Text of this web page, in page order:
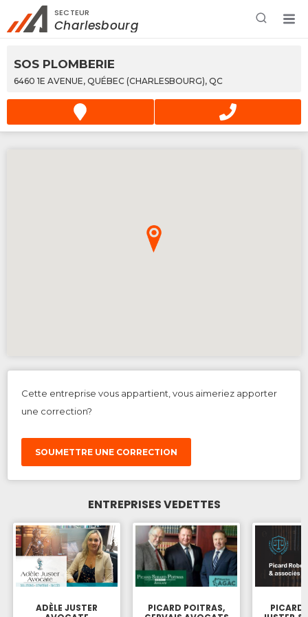
Rechercher à proximité - Entreprise / Rabais /
Services
SECTEUR
Charlesbourg
SOS PLOMBERIE
6460 1E AVENUE, QUÉBEC (CHARLESBOURG), QC
Cette entreprise vous appartient, vous aimeriez apporter
une correction?
SOUMETTRE UNE CORRECTION
ENTREPRISES VEDETTES
ADÈLE JUSTER
PICARD POITRAS,
PICARD